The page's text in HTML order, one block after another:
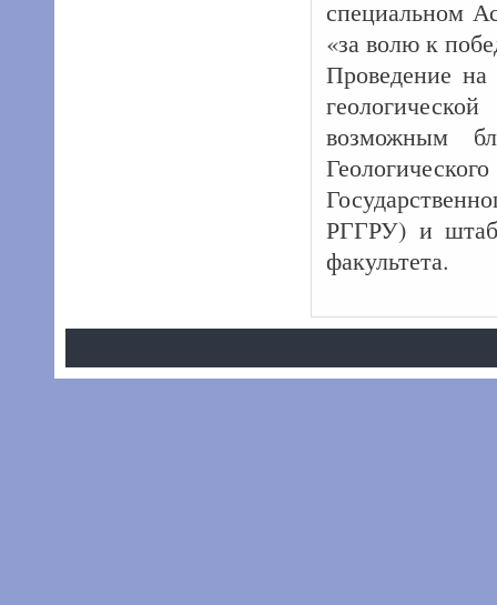
специальном
«за волю к
Проведение
возможным
РГГРУ) и
факультета.